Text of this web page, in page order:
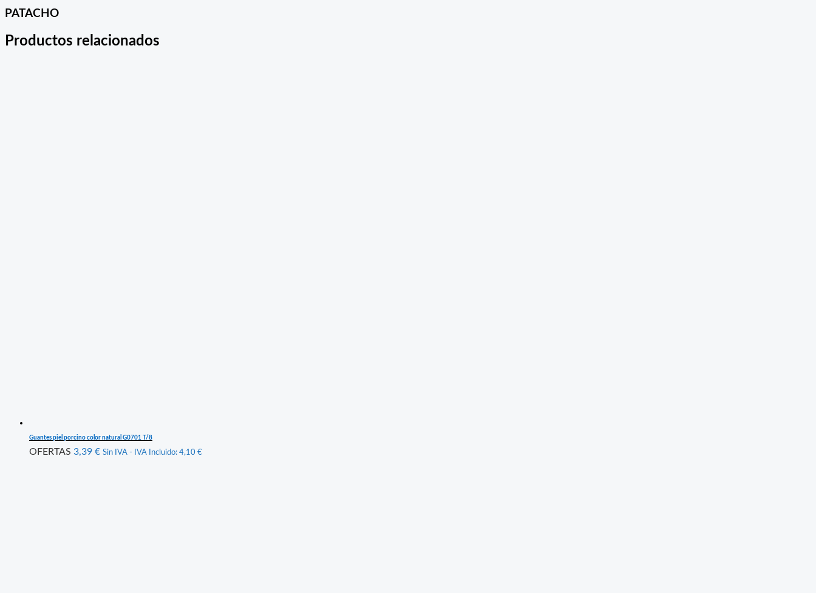
PATACHO
Productos relacionados
Guantes piel porcino color natural G0701 T/8
OFERTAS 3,39 € Sin IVA - IVA Incluido: 4,10 €